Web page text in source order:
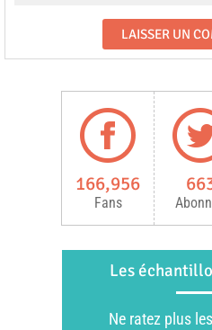
166,956
Fans
Les
Ne ratez plus